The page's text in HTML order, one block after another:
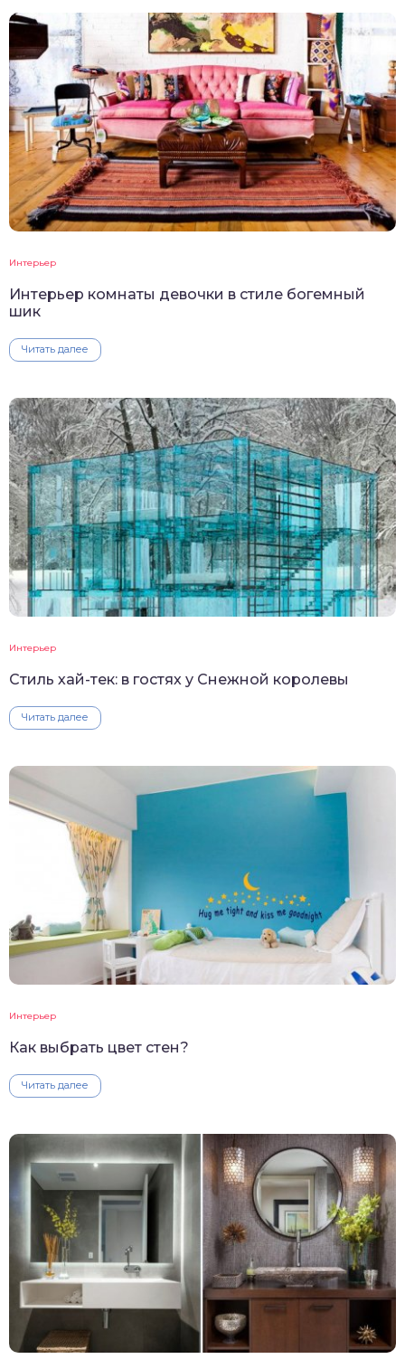
Интерьер
Интерьер комнаты девочки в стиле богемный
шик
Читать далее
Интерьер
Стиль хай-тек: в гостях у Снежной королевы
Читать далее
Интерьер
Как выбрать цвет стен?
Читать далее